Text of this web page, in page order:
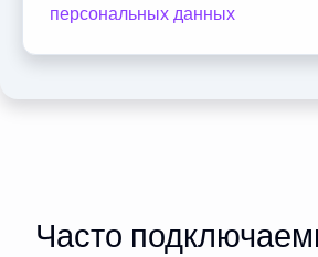
персональных данных
Часто